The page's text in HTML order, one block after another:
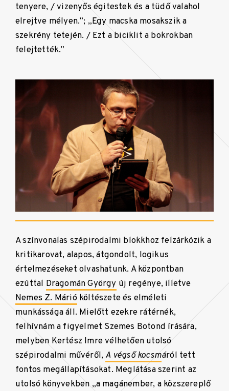
tenyere, / vizenyős égitestek és a tüdő valahol
elrejtve mélyen.”; „Egy macska mosakszik a
szekrény tetején. / Ezt a biciklit a bokrokban
felejtették.”
A színvonalas szépirodalmi blokkhoz felzárkózik a
kritikarovat, alapos, átgondolt, logikus
értelmezéseket olvashatunk. A központban
ezúttal Dragomán György új regénye, illetve
Nemes Z. Márióköltészete és elméleti
munkássága áll. Mielőtt ezekre rátérnék,
felhívnám a figyelmet Szemes Botond írására,
melyben Kertész Imre vélhetően utolsó
szépirodalmi művéről, A végső kocsmáról tett
fontos megállapításokat. Meglátása szerint az
utolsó könyvekben „a magánember, a közszereplő